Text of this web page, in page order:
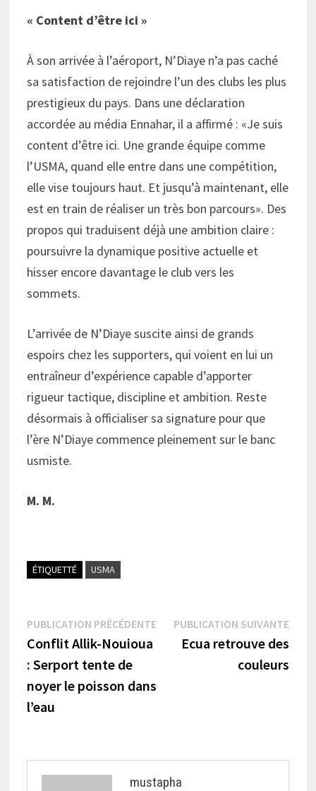
« Content d’être ici »
À son arrivée à l’aéroport, N’Diaye n’a pas caché
sa satisfaction de rejoindre l’un des clubs les plus
prestigieux du pays. Dans une déclaration
accordée au média Ennahar, il a affirmé : «Je suis
content d’être ici. Une grande équipe comme
l’USMA, quand elle entre dans une compétition,
elle vise toujours haut. Et jusqu’à maintenant, elle
est en train de réaliser un très bon parcours». Des
propos qui traduisent déjà une ambition claire :
poursuivre la dynamique positive actuelle et
hisser encore davantage le club vers les
sommets.
L’arrivée de N’Diaye suscite ainsi de grands
espoirs chez les supporters, qui voient en lui un
entraîneur d’expérience capable d’apporter
rigueur tactique, discipline et ambition. Reste
désormais à officialiser sa signature pour que
l’ère N’Diaye commence pleinement sur le banc
usmiste.
M. M.
ÉTIQUETTÉ USMA
Navigation
de
l’article
PUBLICATION PRÉCÉDENTEPublication
précédente :
Conflit Allik-Nouioua
: Serport tente de
noyer le poisson dans
l’eau
PUBLICATION SUIVANTE
Ecua retrouve des
couleurs
mustapha